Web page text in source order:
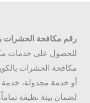
رقم مكافحة الحشرات
للحصول على خدمات
مكافحة الحشرات
أو خدمة مجدولة،
لضمان بيئة نظيفة